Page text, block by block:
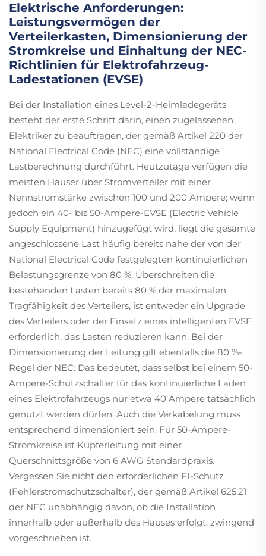
Elektrische Anforderungen:
Leistungsvermögen der
Verteilerkasten, Dimensionierung der
Stromkreise und Einhaltung der NEC-
Richtlinien für Elektrofahrzeug-
Ladestationen (EVSE)
Bei der Installation eines Level-2-Heimladegeräts
besteht der erste Schritt darin, einen zugelassenen
Elektriker zu beauftragen, der gemäß Artikel 220 der
National Electrical Code (NEC) eine vollständige
Lastberechnung durchführt. Heutzutage verfügen die
meisten Häuser über Stromverteiler mit einer
Nennstromstärke zwischen 100 und 200 Ampere; wenn
jedoch ein 40- bis 50-Ampere-EVSE (Electric Vehicle
Supply Equipment) hinzugefügt wird, liegt die gesamte
angeschlossene Last häufig bereits nahe der von der
National Electrical Code festgelegten kontinuierlichen
Belastungsgrenze von 80 %. Überschreiten die
bestehenden Lasten bereits 80 % der maximalen
Tragfähigkeit des Verteilers, ist entweder ein Upgrade
des Verteilers oder der Einsatz eines intelligenten EVSE
erforderlich, das Lasten reduzieren kann. Bei der
Dimensionierung der Leitung gilt ebenfalls die 80 %-
Regel der NEC: Das bedeutet, dass selbst bei einem 50-
Ampere-Schutzschalter für das kontinuierliche Laden
eines Elektrofahrzeugs nur etwa 40 Ampere tatsächlich
genutzt werden dürfen. Auch die Verkabelung muss
entsprechend dimensioniert sein: Für 50-Ampere-
Stromkreise ist Kupferleitung mit einer
Querschnittsgröße von 6 AWG Standardpraxis.
Vergessen Sie nicht den erforderlichen FI-Schutz
(Fehlerstromschutzschalter), der gemäß Artikel 625.21
der NEC unabhängig davon, ob die Installation
innerhalb oder außerhalb des Hauses erfolgt, zwingend
vorgeschrieben ist.